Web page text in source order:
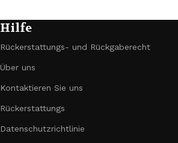
Hilfe
Rückerstattungs- und Rückgaberecht
Über uns
Kontaktieren Sie uns
Rückerstattungs
Datenschutzrichtlinie